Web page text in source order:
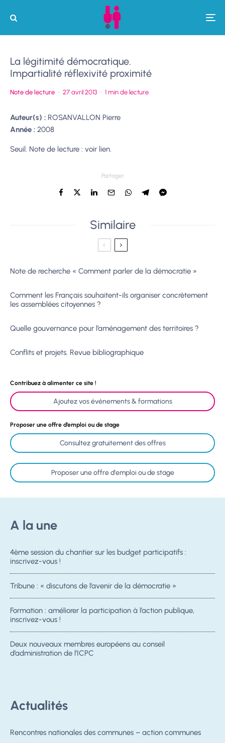
La légitimité démocratique.
Impartialité réflexivité proximité
Note de lecture · 27 avril 2013 · 1 min de lecture
Auteur(s) : ROSANVALLON Pierre
Année : 2008
Seuil. Note de lecture : voir lien.
Partager
Similaire
Note de recherche « Comment parler de la démocratie »
Comment les Français souhaitent-ils organiser concrètement
les assemblées citoyennes ?
Quelle gouvernance pour l’aménagement des territoires ?
Conflits et projets. Revue bibliographique
Contribuez à alimenter ce site !
Ajoutez vos événements & formations
Proposer une offre d’emploi ou de stage
Consultez gratuitement des offres
Proposer une offre d'emploi ou de stage
A la une
4ème session du chantier sur les budget participatifs :
inscrivez-vous !
Tribune : « discutons de l’avenir de la démocratie »
Formation : améliorer la participation à l’action publique,
inscrivez-vous !
Deux nouveaux membres européens au conseil
d’administration de l’ICPC
Actualités
Rencontres nationales des communes – action communes